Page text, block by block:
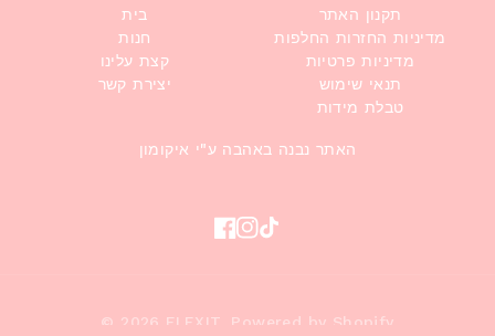
בית
חנות
קצת עלינו
יצירת קשר
תקנון האתר
מדיניות החזרות החלפות
מדיניות פרטיות
תנאי שימוש
טבלת מידות
האתר נבנה באהבה ע"י איקומון
© 2026 FLEXIT Powered by Shopify